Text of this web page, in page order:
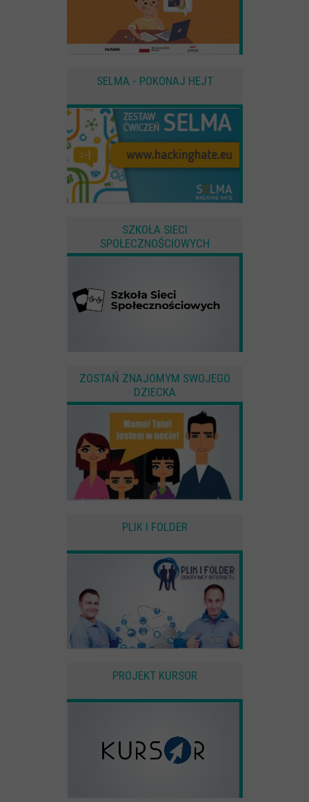
SELMA - POKONAJ HEJT
SZKOŁA SIECI
SPOŁECZNOŚCIOWYCH
ZOSTAŃ ZNAJOMYM SWOJEGO
DZIECKA
PLIK I FOLDER
PROJEKT KURSOR